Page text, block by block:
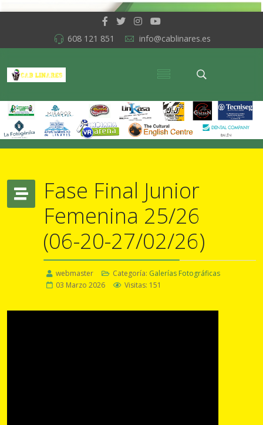
608 121 851 info@cablinares.es
Fase Final Junior
Femenina 25/26
(06-20-27/02/26)
webmaster Categoría: Galerías Fotográficas
03 Marzo 2026
Visitas: 151